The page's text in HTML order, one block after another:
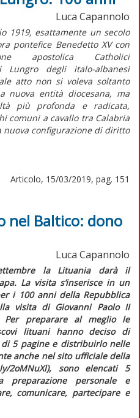
Luca Capannolo
1919, esattamente un secolo
pontefice Benedetto XV con
apostolica
Catholici
degli italo-albanesi
atto non si voleva soltanto
nuova entità diocesana, ma
più profonda e radicata,
comuni a cavallo tra Calabria
nuova configurazione di diritto
Articolo, 15/03/2019, pag. 151
nel Baltico: dono
Luca Capannolo
la Lituania darà il
La visita s’inserisce in un
i 100 anni della Repubblica
visita di Giovanni Paolo II
Per preparare al meglio le
lituani hanno deciso di
5 pagine e distribuirlo nelle
anche nel sito ufficiale della
2oMNuXl), sono elencati 5
personale e
comunicare, partecipare e